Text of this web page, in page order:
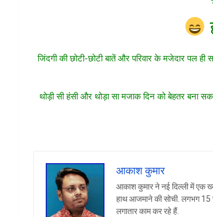
जिंदगी की छोटी-छोटी बातें और परिवार के मजेदार पल
थोड़ी सी हंसी और थोड़ा सा मजाक दिन को बेहतर बना
आकाश कुमार
आकाश कुमार ने नई दिल्ली में एक
हाथ आजमाने की सोची. लगभग 15
लगातार काम कर रहे हैं.